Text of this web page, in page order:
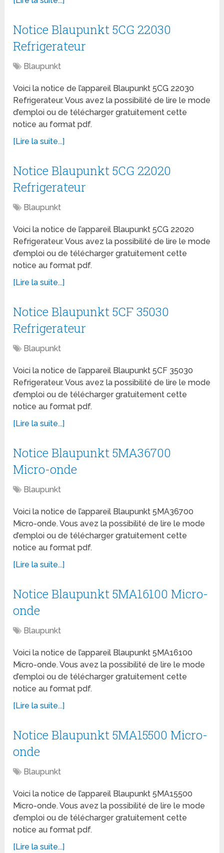
Notice Blaupunkt 5CG 22030
Refrigerateur
Blaupunkt
Voici la notice de l’appareil Blaupunkt 5CG 22030
Refrigerateur. Vous avez la possibilité de lire le mode
d’emploi ou de télécharger gratuitement cette
notice au format pdf.
[Lire la suite...]
Notice Blaupunkt 5CG 22020
Refrigerateur
Blaupunkt
Voici la notice de l’appareil Blaupunkt 5CG 22020
Refrigerateur. Vous avez la possibilité de lire le mode
d’emploi ou de télécharger gratuitement cette
notice au format pdf.
[Lire la suite...]
Notice Blaupunkt 5CF 35030
Refrigerateur
Blaupunkt
Voici la notice de l’appareil Blaupunkt 5CF 35030
Refrigerateur. Vous avez la possibilité de lire le mode
d’emploi ou de télécharger gratuitement cette
notice au format pdf.
[Lire la suite...]
Notice Blaupunkt 5MA36700
Micro-onde
Blaupunkt
Voici la notice de l’appareil Blaupunkt 5MA36700
Micro-onde. Vous avez la possibilité de lire le mode
d’emploi ou de télécharger gratuitement cette
notice au format pdf.
[Lire la suite...]
Notice Blaupunkt 5MA16100 Micro-
onde
Blaupunkt
Voici la notice de l’appareil Blaupunkt 5MA16100
Micro-onde. Vous avez la possibilité de lire le mode
d’emploi ou de télécharger gratuitement cette
notice au format pdf.
[Lire la suite...]
Notice Blaupunkt 5MA15500 Micro-
onde
Blaupunkt
Voici la notice de l’appareil Blaupunkt 5MA15500
Micro-onde. Vous avez la possibilité de lire le mode
d’emploi ou de télécharger gratuitement cette
notice au format pdf.
[Lire la suite...]